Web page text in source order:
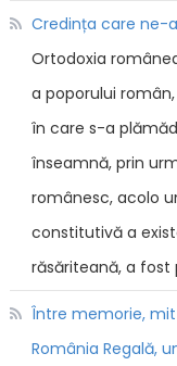
Credința care ne-
Ortodoxia
a poporului
în care s-a
înseamnă, prin
românesc, acolo
constitutivă a
răsăriteană, a
Între memorie,
România Regală,